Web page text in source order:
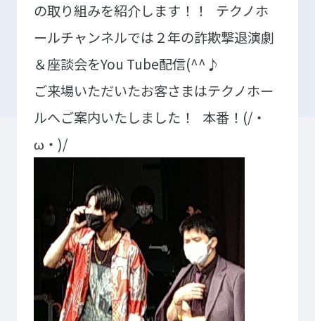
入学検討中の
皆さまへ
外国人留学生の
皆さまへ
皆さまへ 皆さまへ
卒業生の
皆さまへ
企業の
皆さまへ
テクノスカレッジの学びの特長
卒後ビジョン
4つの学びのプラン
大学コース
TECHNOSゼミ
グローバルラーニング
ビジネスパーク
学院のご紹介
の取り組みを紹介します！！
テクノホ
ールチャンネルでは２年の詐欺撃退演劇
＆座談会をYou Tube配信(^^♪
ご来場いただいたお客さまはテクノホー
ルへご案内いたしました！
本番！(/・
ω・)/